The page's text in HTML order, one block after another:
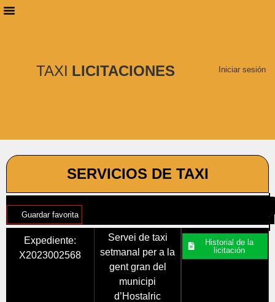
TAXI LICITACIONES Iniciar sesión
SERVICIOS DE TAXI
Guardar favorita
Expediente:
X2023002568
Servei de taxi
setmanal per a la
gent gran del
municipi
d’Hostalric
Historial de la
licitación